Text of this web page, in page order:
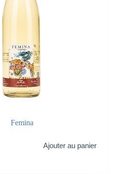
Femina
Ajouter au panier